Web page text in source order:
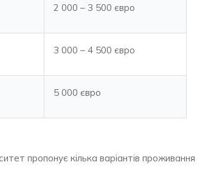
2 000 – 3 500 євро
3 000 – 4 500 євро
5 000 євро
пропонує кілька варіантів